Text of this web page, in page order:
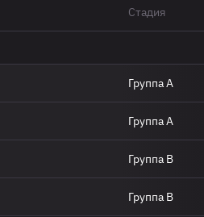
Стадия
Группа A
Группа A
Группа B
Группа B